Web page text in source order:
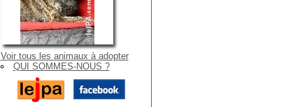
Voir tous les animaux à adopter
QUI SOMMES-NOUS ?